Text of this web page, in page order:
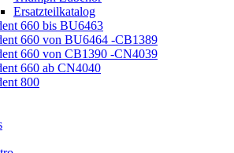
Ersatzteilkatalog
660 bis BU6463
660 von BU6464 -CB1389
660 von CB1390 -CN4039
660 ab CN4040
800